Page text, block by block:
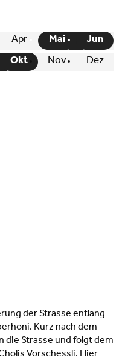
der Strasse entlang
Kurz nach dem
die Strasse und folgt dem
Vorschessli. Hier
Apr Mai Jun
Okt Nov Dez